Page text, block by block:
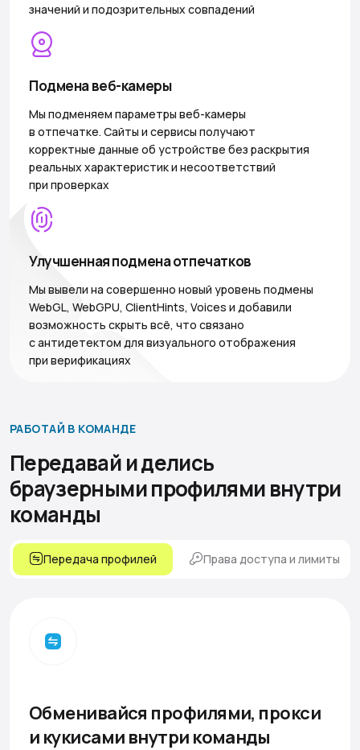
значений и подозрительных совпадений
Подмена веб-камеры
Мы подменяем параметры веб-камеры
в отпечатке. Сайты и сервисы получают
корректные данные об устройстве без раскрытия
реальных характеристик и несоответствий
при проверках
Улучшенная подмена отпечатков
Мы вывели на совершенно новый уровень подмены
WebGL, WebGPU, ClientHints, Voices и добавили
возможность скрыть всё, что связано
с антидетектом для визуального отображения
при верификациях
РАБОТАЙ В КОМАНДЕ
Передавай и делись
браузерными профилямивнутри
команды
Передача профилей Права доступа и лимиты
Обменивайся профилями, прокси
и кукисами внутри команды